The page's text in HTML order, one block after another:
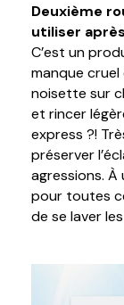
Deuxième
utiliser
C’est un
manque
noisette sur
et rincer
express ?!
préserver
agressions.
pour toutes
de se laver